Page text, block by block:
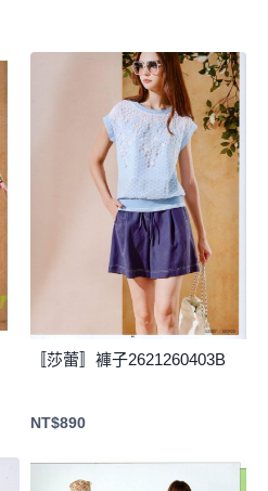
〚莎蕾〛褲子2621260403B
NT$890